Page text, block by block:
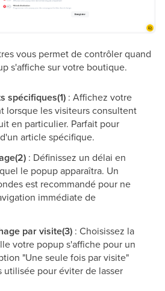
vous permet de contrôler quand
s'affiche sur votre boutique.
spécifiques(1) : Affichez votre
lorsque les visiteurs consultent
en particulier. Parfait pour
article spécifique.
: Définissez un délai en
le popup apparaîtra. Un
est recommandé pour ne
immédiate de
par visite(3) : Choisissez la
votre popup s'affiche pour un
"Une seule fois par visite"
utilisée pour éviter de lasser